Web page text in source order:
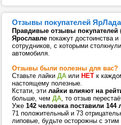
Отзывы покупателей
Правдивые отзывы покупателей
Ярославле покажут достоинства и
сотрудников, с которыми
автомобиля.
Отзывы были полезны для вас?
Ставьте лайки ДА или НЕТ к
настоящему полезные.
Кстати, эти лайки влияют на
больше, чем ДА, то отзыв
Уже 142 человека поставили 144
71 положительный и 73
липовые, будьте осторожны с